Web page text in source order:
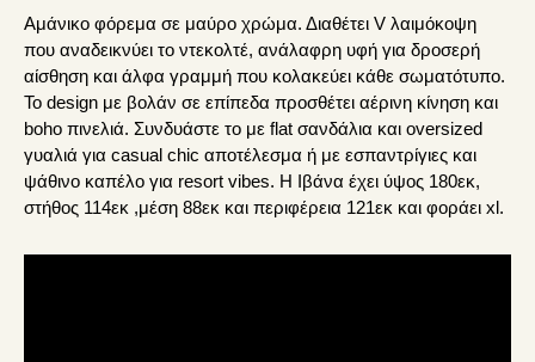
Αμάνικο φόρεμα σε μαύρο χρώμα. Διαθέτει V λαιμόκοψη
που αναδεικνύει το ντεκολτέ, ανάλαφρη υφή για δροσερή
αίσθηση και άλφα γραμμή που κολακεύει κάθε σωματότυπο.
Το design με βολάν σε επίπεδα προσθέτει αέρινη κίνηση και
boho πινελιά. Συνδυάστε το με flat σανδάλια και oversized
γυαλιά για casual chic αποτέλεσμα ή με εσπαντρίγιες και
ψάθινο καπέλο για resort vibes. Η Ιβάνα έχει ύψος 180εκ,
στήθος 114εκ ,μέση 88εκ και περιφέρεια 121εκ και φοράει xl.